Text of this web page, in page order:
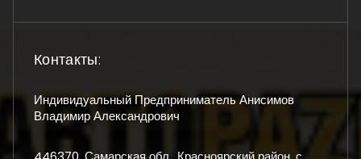
Контакты:
Индивидуальный Предприниматель Анисимов
Владимир Александрович